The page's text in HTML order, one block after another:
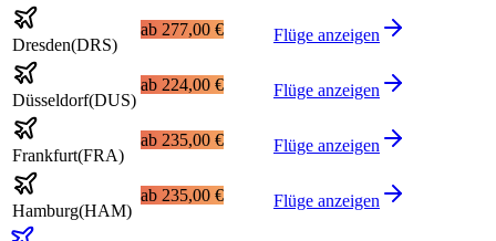
Dresden(DRS)
ab 277,00 € Flüge anzeigen
Düsseldorf(DUS)
ab 224,00 € Flüge anzeigen
Frankfurt(FRA)
ab 235,00 € Flüge anzeigen
Hamburg(HAM)
ab 235,00 € Flüge anzeigen